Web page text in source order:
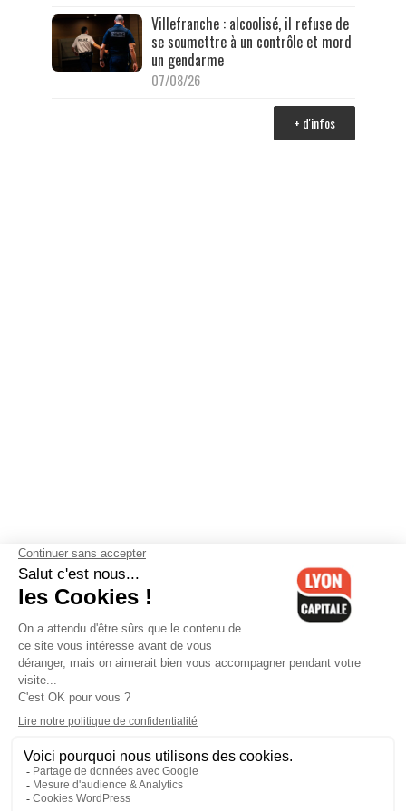
Villefranche : alcoolisé, il refuse de
se soumettre à un contrôle et mord
un gendarme
07/08/26
+ d'infos
Contactez-nous-Mentions légales-CGV-Politique de
confidentialité-Gestion des cookies